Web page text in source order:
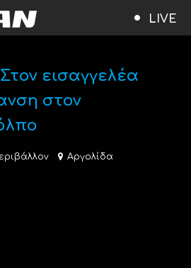
LIVE
εισαγγελέα
στον
Αργολίδα